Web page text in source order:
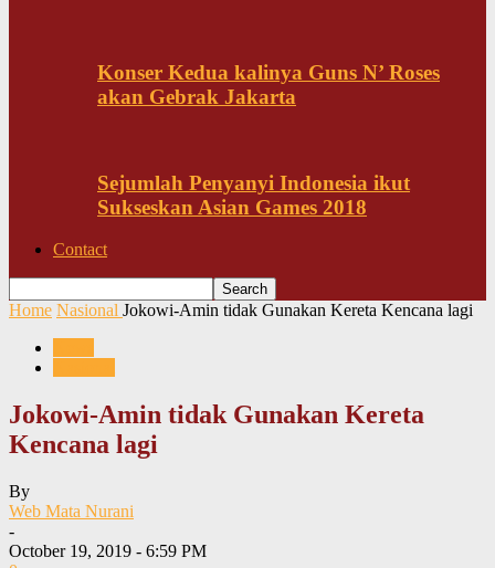
Konser Kedua kalinya Guns N’ Roses
akan Gebrak Jakarta
Sejumlah Penyanyi Indonesia ikut
Sukseskan Asian Games 2018
Contact
Home Nasional Jokowi-Amin tidak Gunakan Kereta Kencana lagi
Jokowi-Amin tidak Gunakan Kereta
Kencana lagi
By
Web Mata Nurani
-
October 19, 2019 - 6:59 PM